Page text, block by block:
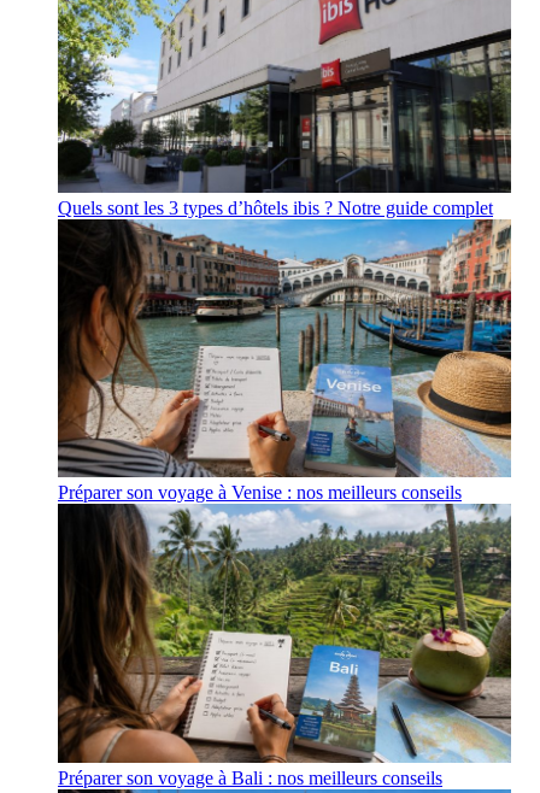
Quels sont les 3 types d’hôtels ibis ? Notre guide complet
Préparer son voyage à Venise : nos meilleurs conseils
Préparer son voyage à Bali : nos meilleurs conseils